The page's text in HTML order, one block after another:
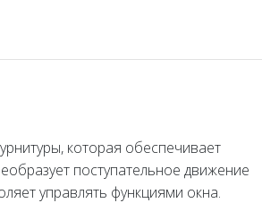
которая обеспечивает
поступательное движение
управлять функциями окна.